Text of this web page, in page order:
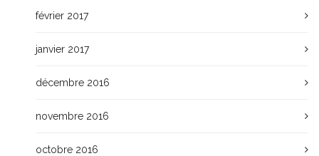
février 2017
janvier 2017
décembre 2016
novembre 2016
octobre 2016